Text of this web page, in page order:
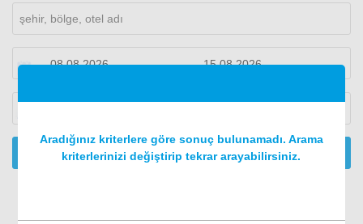
ARA
Aradığınız kriterlere göre sonuç bulunamadı. Arama
kriterlerinizi değiştirip tekrar arayabilirsiniz.